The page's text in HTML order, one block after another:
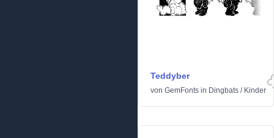
Teddyber
von GemFonts in Dingbats / Kinder